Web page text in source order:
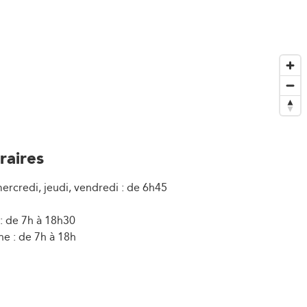
jeudi, vendredi : de 6h45
de 7h à 18h30
: de 7h à 18h